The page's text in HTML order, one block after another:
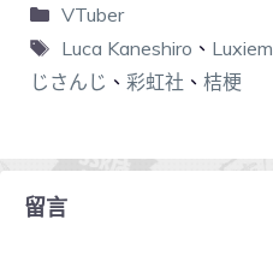
VTuber
Luca Kaneshiro 、 Luxiem
じさんじ 、 彩虹社 、 桔梗
留言